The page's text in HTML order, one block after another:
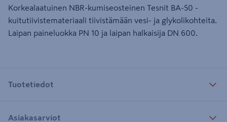
Korkealaatuinen NBR-kumiseosteinen Tesnit BA-50 -
kuitutiivistemateriaali tiivistämään vesi- ja glykolikohteita.
Laipan paineluokka PN 10 ja laipan halkaisija DN 600.
Tuotetiedot
Asiakasarviot